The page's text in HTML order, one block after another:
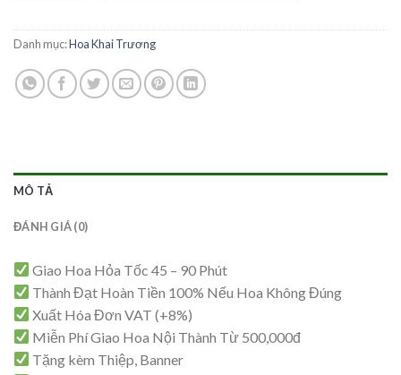
4,400,000₫.
Danh mục:Hoa Khai Trương
MÔ TẢ
ĐÁNH GIÁ (0)
Giao Hoa Hỏa Tốc 45 – 90 Phút
Thành Đạt Hoàn Tiền 100% Nếu Hoa Không Đúng
Xuất Hóa Đơn VAT (+8%)
Miễn Phí Giao Hoa Nội Thành Từ 500,000đ
Tặng kèm Thiệp, Banner